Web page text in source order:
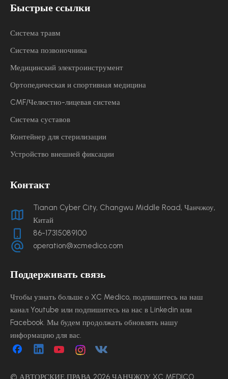
Быстрые ссылки
Система травм
Система позвоночника
Медицинский электроинструмент
Ортопедическая и спортивная медицина
CMF/Челюстно-лицевая система
Система суставов
Контейнер для стерилизации
Устройство внешней фиксации
Контакт
Tianan Cyber ​​City, Changwu Middle Road, Чанчжоу,
Китай
86-17315089100
operation@xcmedico.com
Поддерживать связь
Чтобы узнать больше о XC Medico, подпишитесь на наш
канал Youtube или подпишитесь на нас в Linkedin или
Facebook. Мы будем продолжать обновлять нашу
информацию для вас.
© АВТОРСКИЕ ПРАВА 2026 ЧАНЧЖОУ XC MEDICO